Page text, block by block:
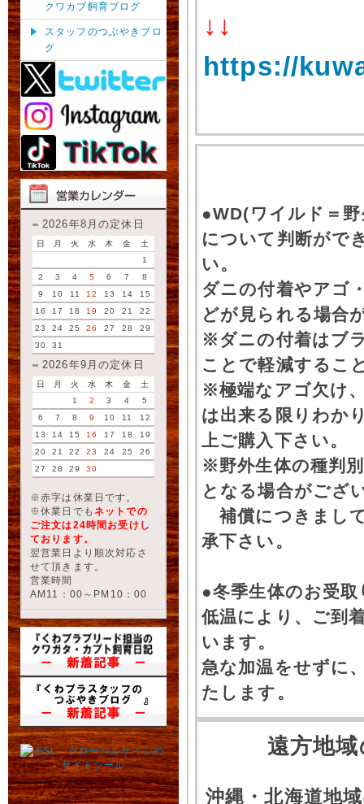
クワカブ飼育ブログ
スタッフのつぶやきブロ
グ
2026年8月の定休日
日 月 火 水 木 金
土
1
2
3 4 5 6 7
8
9
10 11 12 13 14
15
16
17 18 19 20 21
22
23
24 25 26 27 28
29
30
31
2026年9月の定休日
日 月 火 水 木 金
土
1
2 3 4
5
6
7 8 9 10 11
12
13
14 15 16 17 18
19
20
21 22 23 24 25
26
27
28 29 30
※赤字は休業日です。
※休業日でも ネットでの
ご注文は24時間お受けし
ております。
翌営業日より順次対応さ
せて頂きます。
営業時間
AM11：00～PM10：00
↓↓
https://
●WD(ワイルド＝
について判断がで
い。
ダニの付着やアゴ
どが見られる場合
※ダニの付着はブ
ことで軽減するこ
※極端なアゴ欠け
は出来る限りわか
上ご購入下さい。
※野外生体の種判
となる場合がござ
補償につきまし
承下さい。
●冬季生体のお受
低温により、ご到
います。
急な加温をせずに
たします。
遠方地
沖縄・北海道地